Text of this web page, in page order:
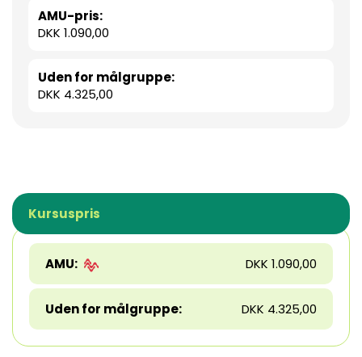
AMU-pris:
DKK 1.090,00
Uden for målgruppe:
DKK 4.325,00
Kursuspris
AMU: DKK 1.090,00
Uden for målgruppe: DKK 4.325,00